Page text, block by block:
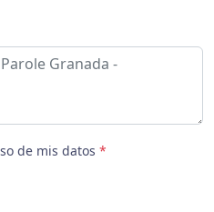
de mis datos *